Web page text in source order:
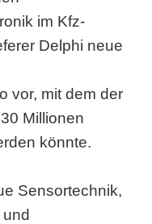
im Kfz-
Delphi neue
vor, mit dem der
Millionen
könnte.
Sensortechnik,